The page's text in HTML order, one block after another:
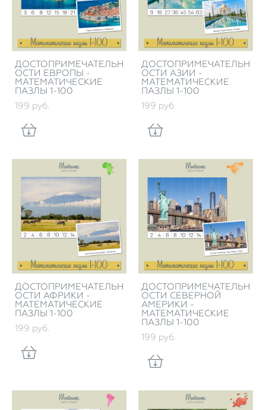
ДОСТОПРИМЕЧАТЕЛЬН
ОСТИ ЕВРОПЫ -
МАТЕМАТИЧЕСКИЕ
ПАЗЛЫ 1-100
199 pуб.
ДОСТОПРИМЕЧАТЕЛЬН
ОСТИ АЗИИ -
МАТЕМАТИЧЕСКИЕ
ПАЗЛЫ 1-100
199 pуб.
ДОСТОПРИМЕЧАТЕЛЬН
ОСТИ АФРИКИ -
МАТЕМАТИЧЕСКИЕ
ПАЗЛЫ 1-100
199 pуб.
ДОСТОПРИМЕЧАТЕЛЬН
ОСТИ СЕВЕРНОЙ
АМЕРИКИ -
МАТЕМАТИЧЕСКИЕ
ПАЗЛЫ 1-100
199 pуб.